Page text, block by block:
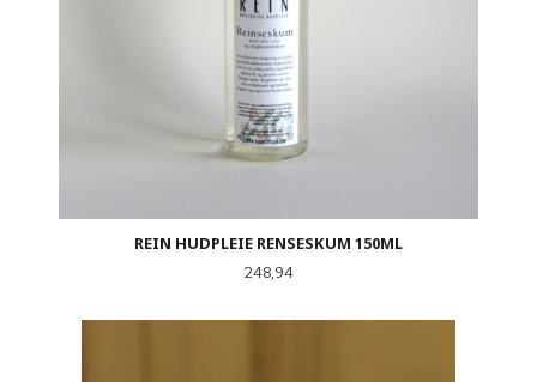
REIN HUDPLEIE RENSESKUM 150ML
Pris
248,94